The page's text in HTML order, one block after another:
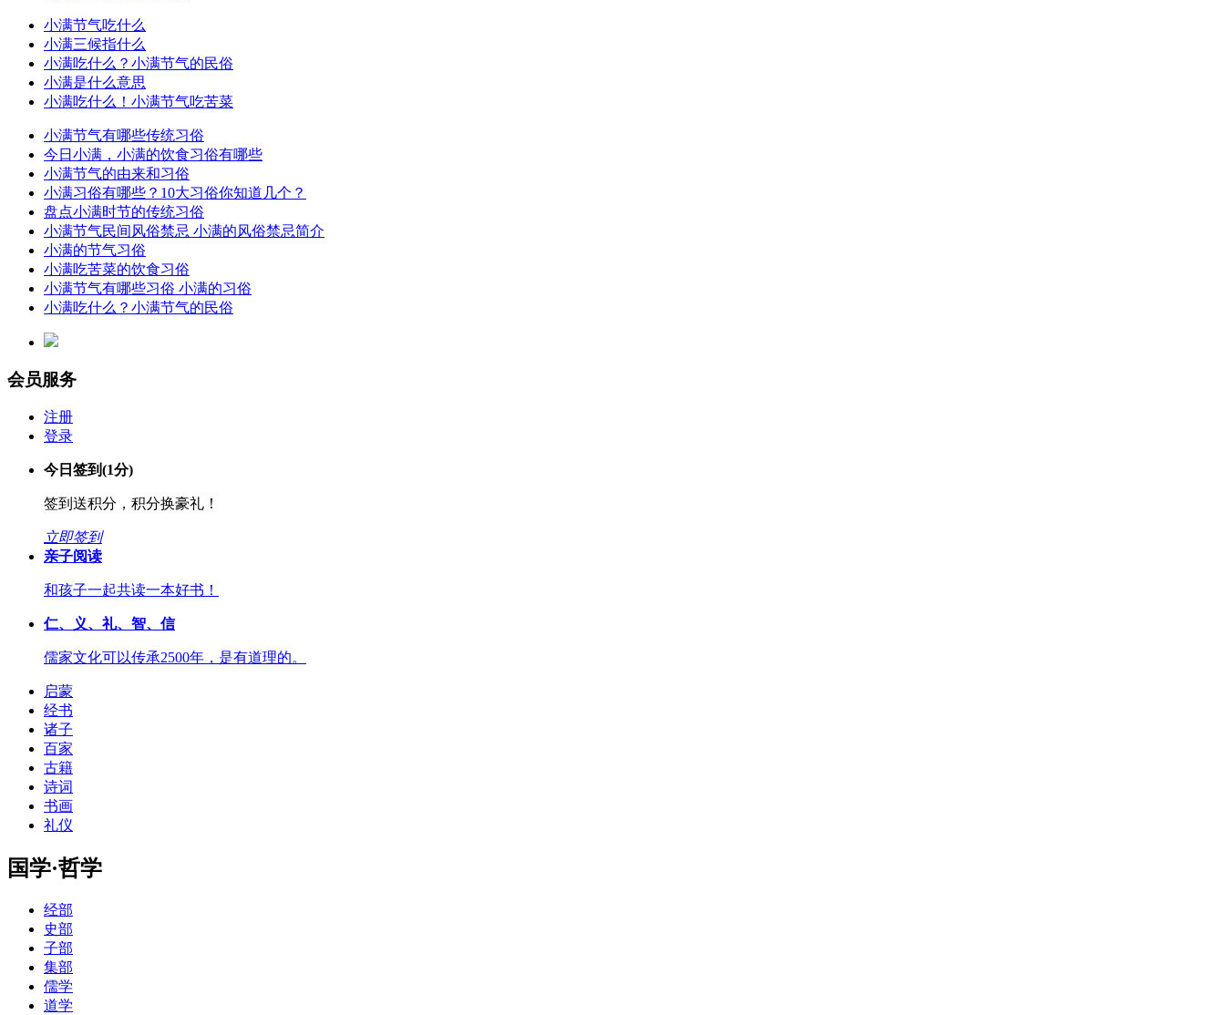
小满节气吃什么
小满三候指什么
小满吃什么？小满节气的民俗
小满是什么意思
小满吃什么！小满节气吃苦菜
小满节气有哪些传统习俗
今日小满，小满的饮食习俗有哪些
小满节气的由来和习俗
小满习俗有哪些？10大习俗你知道几个？
盘点小满时节的传统习俗
小满节气民间风俗禁忌 小满的风俗禁忌简介
小满的节气习俗
小满吃苦菜的饮食习俗
小满节气有哪些习俗 小满的习俗
小满吃什么？小满节气的民俗
会员服务
注册
登录
今日签到(1分)
签到送积分，积分换豪礼！
立即签到
亲子阅读
和孩子一起共读一本好书！
仁、义、礼、智、信
儒家文化可以传承2500年，是有道理的。
启蒙
经书
诸子
百家
古籍
诗词
书画
礼仪
国学·哲学
经部
史部
子部
集部
儒学
道学